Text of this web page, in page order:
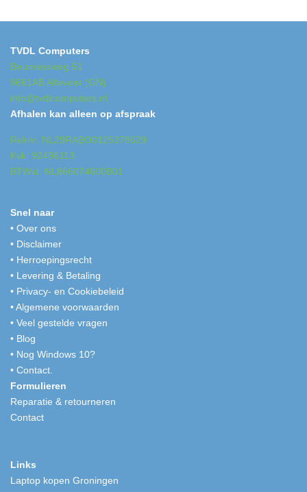
TVDL Computers
Beumeesweg 51
9661AB Alteveer (GN)
info@tvdlcomputers.nl
Afhalen kan alleen op afspraak
Reknr: NL29RABO0125378629
Kvk: 92496113
BTWid: NL866074600B01
Snel naar
• Over ons
• Disclaimer
• Herroepingsrecht
• Levering & Betaling
• Privacy- en Cookiebeleid
•Algemene voorwaarden
• Veel gestelde vragen
• Blog
• Nog Windows 10?
• Contact.
Formulieren
Reparatie & retourneren
Contact
Links
Laptop kopen Groningen